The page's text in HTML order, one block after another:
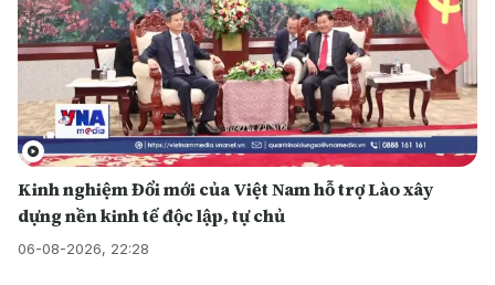
Kinh nghiệm Đổi mới của Việt Nam hỗ trợ Lào xây
dựng nền kinh tế độc lập, tự chủ
06-08-2026, 22:28